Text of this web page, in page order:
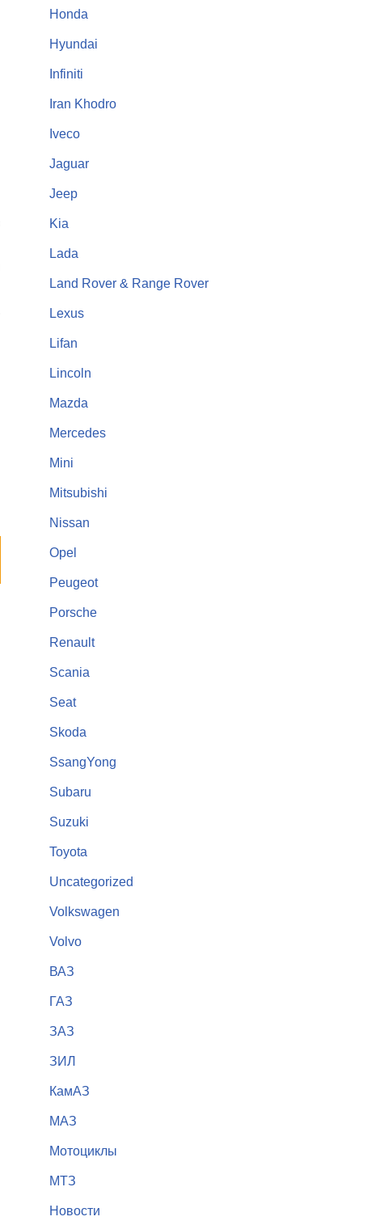
Honda
Hyundai
Infiniti
Iran Khodro
Iveco
Jaguar
Jeep
Kia
Lada
Land Rover & Range Rover
Lexus
Lifan
Lincoln
Mazda
Mercedes
Mini
Mitsubishi
Nissan
Opel
Peugeot
Porsche
Renault
Scania
Seat
Skoda
SsangYong
Subaru
Suzuki
Toyota
Uncategorized
Volkswagen
Volvo
ВАЗ
ГАЗ
ЗАЗ
ЗИЛ
КамАЗ
МАЗ
Мотоциклы
МТЗ
Новости